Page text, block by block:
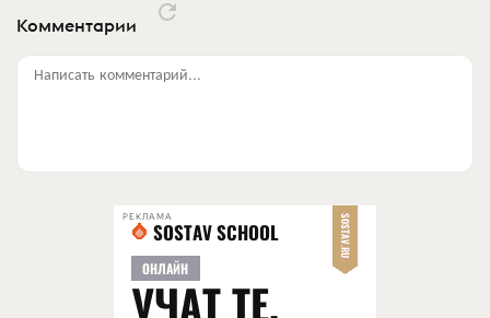
Комментарии
Написать комментарий...
РЕКЛАМА